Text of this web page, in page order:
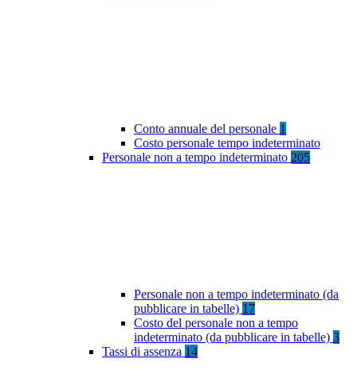
Conto annuale del personale 1
Costo personale tempo indeterminato
Personale non a tempo indeterminato 205
Personale non a tempo indeterminato (da
pubblicare in tabelle) 17
Costo del personale non a tempo
indeterminato (da pubblicare in tabelle) 3
Tassi di assenza 14